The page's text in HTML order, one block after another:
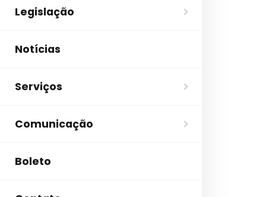
Legislação
Notícias
Serviços
Comunicação
Boleto